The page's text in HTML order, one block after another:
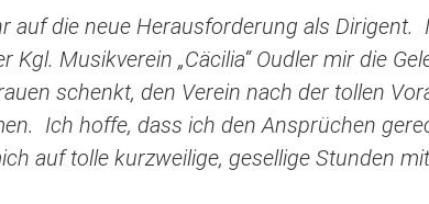
auf die neue Herausforderung als Dirigent.
Kgl. Musikverein „Cäcilia“ Oudler mir die
schenkt, den Verein nach der tollen
Ich hoffe, dass ich den Ansprüchen
auf tolle kurzweilige, gesellige Stunden